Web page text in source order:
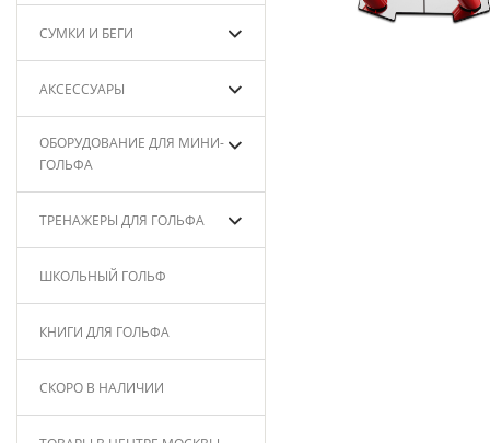
СУМКИ И БЕГИ
АКСЕССУАРЫ
ОБОРУДОВАНИЕ ДЛЯ МИНИ-
ГОЛЬФА
ТРЕНАЖЕРЫ ДЛЯ ГОЛЬФА
ШКОЛЬНЫЙ ГОЛЬФ
КНИГИ ДЛЯ ГОЛЬФА
СКОРО В НАЛИЧИИ